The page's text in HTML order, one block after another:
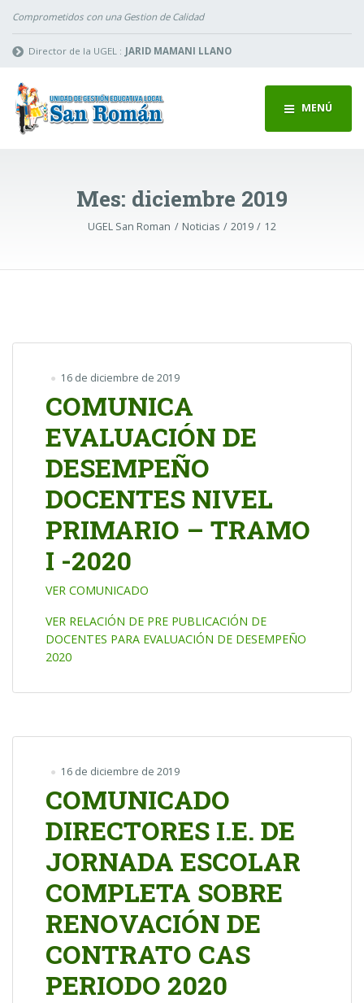
Comprometidos con una Gestion de Calidad
Director de la UGEL : JARID MAMANI LLANO
MENÚ
Mes: diciembre 2019
UGEL San Roman Noticias 2019 12
16 de diciembre de 2019
COMUNICA
EVALUACIÓN DE
DESEMPEÑO
DOCENTES NIVEL
PRIMARIO – TRAMO
I -2020
VER COMUNICADO
VER RELACIÓN DE PRE PUBLICACIÓN DE
DOCENTES PARA EVALUACIÓN DE DESEMPEÑO
2020
16 de diciembre de 2019
COMUNICADO
DIRECTORES I.E. DE
JORNADA ESCOLAR
COMPLETA SOBRE
RENOVACIÓN DE
CONTRATO CAS
PERIODO 2020